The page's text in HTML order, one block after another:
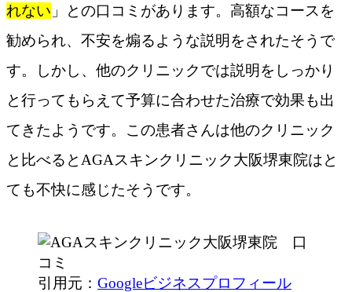
れない 」との口コミがあります。高額なコースを
勧められ、不安を煽るような説明をされたそうで
す。しかし、他のクリニックでは説明をしっかり
と行ってもらえて予算に合わせた治療で効果も出
てきたようです。この患者さんは他のクリニック
と比べるとAGAスキンクリニック大阪堺東院はと
ても不快に感じたそうです。
引用元： Googleビジネスプロフィール